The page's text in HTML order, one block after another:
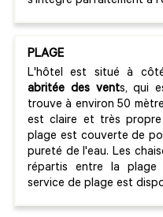
PLAGE
L'hôtel est situé à
abritée des vents, qui
trouve à environ 50
est claire et très
plage est couverte de
pureté de l'eau. Les
répartis entre la
service de plage est